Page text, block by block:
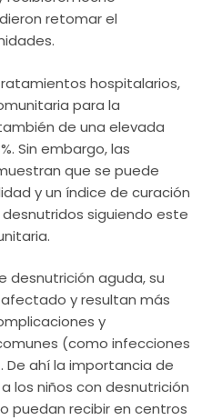
retomar el
hospitalarios,
para la
de una elevada
Sin embargo, las
que se puede
y un índice de curación
siguiendo este
desnutrición aguda, su
y resultan más
y
(como infecciones
ahí la importancia de
los niños con desnutrición
puedan recibir en centros